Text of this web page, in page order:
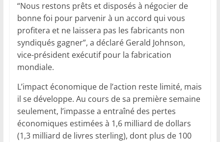
“Nous restons prêts et disposés à négocier de
bonne foi pour parvenir à un accord qui vous
profitera et ne laissera pas les fabricants non
syndiqués gagner”, a déclaré Gerald Johnson,
vice-président exécutif pour la fabrication
mondiale.
L’impact économique de l’action reste limité, mais
il se développe. Au cours de sa première semaine
seulement, l’impasse a entraîné des pertes
économiques estimées à 1,6 milliard de dollars
(1,3 milliard de livres sterling), dont plus de 100